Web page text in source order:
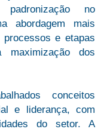
no
abordagem mais
e etapas
dos
conceitos
e liderança, com
do setor. A